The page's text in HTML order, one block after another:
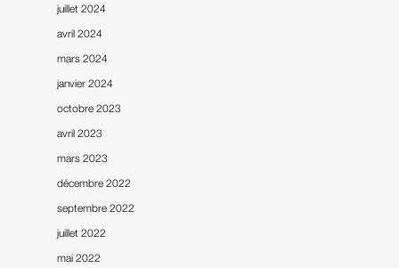
juillet 2024
avril 2024
mars 2024
janvier 2024
octobre 2023
avril 2023
mars 2023
décembre 2022
septembre 2022
juillet 2022
mai 2022